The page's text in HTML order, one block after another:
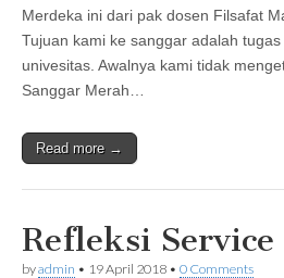
Merdeka ini dari pak dosen Filsafat
Tujuan kami ke sanggar adalah
univesitas. Awalnya kami tidak
Sanggar Merah…
Read more →
Refleksi
byadmin • 19 April 2018 • 0 Comments